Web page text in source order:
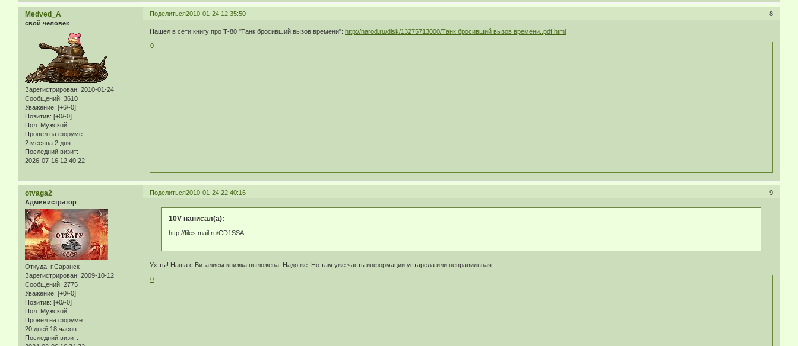
Поделиться 8
2010-01-24 12:35:50
Medved_A
свой человек
Зарегистрирован: 2010-01-24
Сообщений: 3610
Уважение: [+6/-0]
Позитив: [+0/-0]
Пол: Мужской
Провел на форуме:
2 месяца 2 дня
Последний визит:
2026-07-16 12:40:22
Нашел в сети книгу про Т-80 "Танк бросивший вызов времени":http://narod.ru/disk/13275713000/Танк бросивший вызов времени..pdf.html
0
Поделиться 9
2010-01-24 22:40:16
otvaga2
Администратор
Откуда: г.Саранск
Зарегистрирован: 2009-10-12
Сообщений: 2775
Уважение: [+0/-0]
Позитив: [+0/-0]
Пол: Мужской
Провел на форуме:
20 дней 18 часов
Последний визит:
10V написал(а):
http://files.mail.ru/CD1SSA
Ух ты! Наша с Виталием книжка выложена. Надо же. Но там уже часть информации устарела или неправильная
0